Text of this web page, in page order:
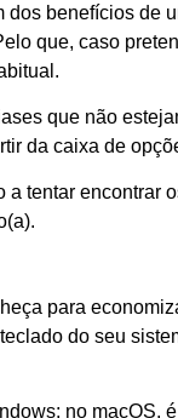
dos benefícios de
que, caso
que não
da caixa de
tentar encontrar
para
do seu
no macOS,